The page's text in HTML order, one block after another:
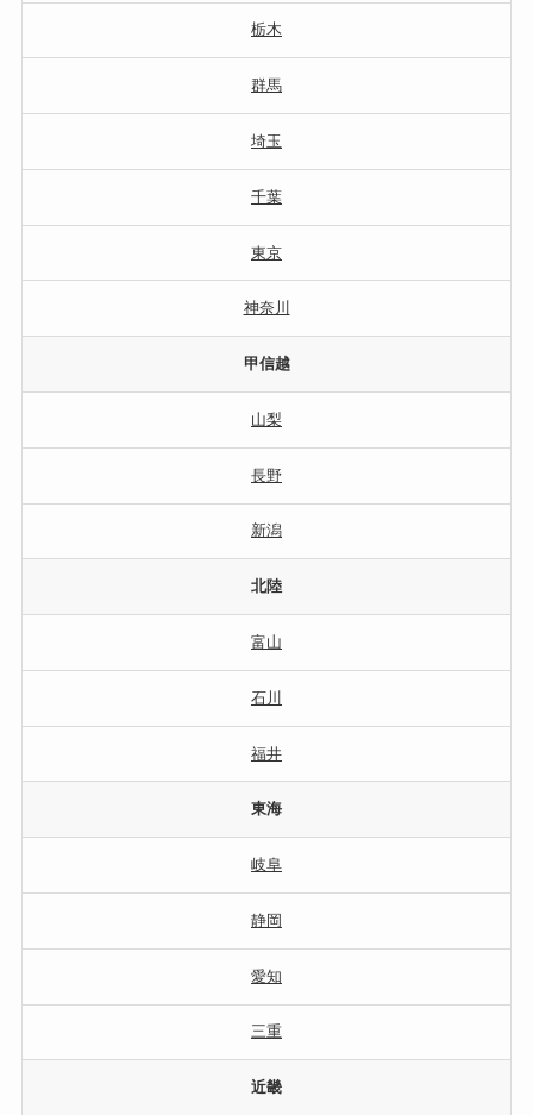
栃木
群馬
埼玉
千葉
東京
神奈川
甲信越
山梨
長野
新潟
北陸
富山
石川
福井
東海
岐阜
静岡
愛知
三重
近畿